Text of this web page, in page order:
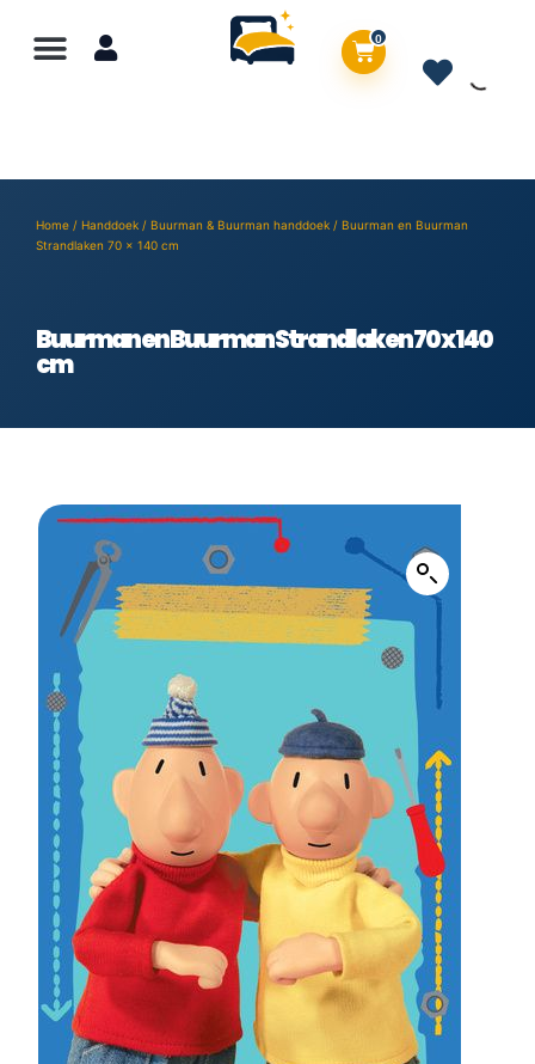
0
Home / Handdoek / Buurman & Buurman handdoek / Buurman en Buurman
Strandlaken 70 x 140 cm
Buurman en Buurman Strandlaken 70 x 140
cm